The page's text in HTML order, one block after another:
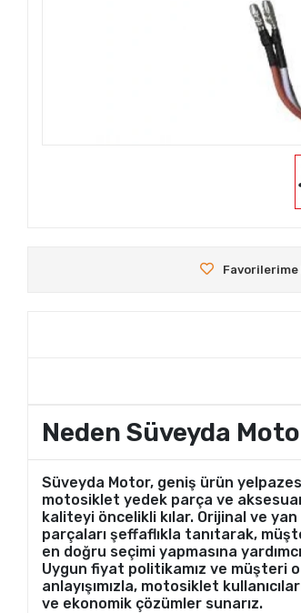
Favorilerime
Neden Süveyda
Süveyda Motor, geniş ürün
motosiklet yedek parça ve
kaliteyi öncelikli kılar. Orijinal ve
parçaları şeffaflıkla tanıtarak,
en doğru seçimi yapmasına
Uygun fiyat politikamız ve müşteri
anlayışımızla, motosiklet
ve ekonomik çözümler sunarız.